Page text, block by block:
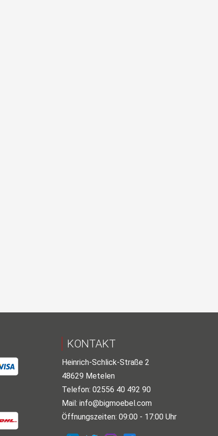
KONTAKT
Heinrich-Schlick-Straße 2
48629 Metelen
Telefon: 02556 40 492 90
Mail: info@bigmoebel.com
Öffnungszeiten: 09:00 - 17:00 Uhr